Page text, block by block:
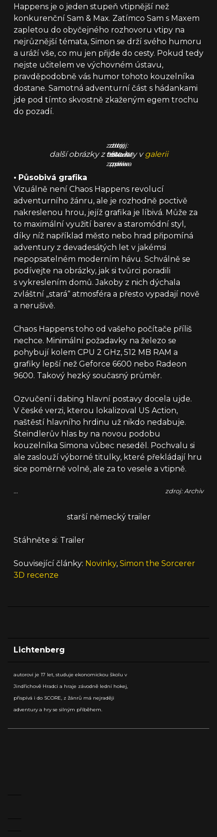
Happens je o jeden stupeň vtipnější než
konkurenční Sam & Max. Zatímco Sam s Maxem
zapletou do obyčejného rozhovoru vtipy na
nejrůznější témata, Simon se drží svého humoru
a uráží vše, co mu jen přijde do cesty. Pokud tedy
nejste učitelem ve výchovném ústavu,
pravděpodobně vás humor tohoto kouzelníka
dostane. Samotná adventurní část s hádankami
jde pod tímto skvostně zkaženým egem trochu
do pozadí.
zdroj:
tisková
zpráva
zdroj:
tisková
zpráva
zdroj:
tisková
zpráva
další obrázky z této hry vgalerii
• Působivá grafika
Vizuálně není Chaos Happens revolucí
adventurního žánru, ale je rozhodně poctivě
nakreslenou hrou, jejíž grafika je líbivá. Může za
to maximální využití barev a staromódní styl,
díky níž například město nebo hrad připomíná
adventury z devadesátých let v jakémsi
nepopsatelném moderním hávu. Schválně se
podívejte na obrázky, jak si tvůrci poradili
s vykreslením domů. Jakoby z nich dýchala
zvláštní „stará“ atmosféra a přesto vypadají nově
a nerušivě.
Chaos Happens toho od vašeho počítače příliš
nechce. Minimální požadavky na železo se
pohybují kolem CPU 2 GHz, 512 MB RAM a
grafiky lepší než Geforce 6600 nebo Radeon
9600. Takový hezký současný průměr.
Ozvučení i dabing hlavní postavy docela ujde.
V české verzi, kterou lokalizoval US Action,
naštěstí hlavního hrdinu už nikdo nedabuje.
Šteindlerův hlas by na novou podobu
kouzelníka Simona vůbec neseděl. Pochvalu si
ale zaslouží výborné titulky, které překládají hru
sice poměrně volně, ale za to vesele a vtipně.
... zdroj: Archiv
starší německý trailer
Stáhněte si: Trailer
Související články: Novinky, Simon the Sorcerer
3D recenze
Lichtenberg
autorovi je 17 let, studuje ekonomickou školu v
Jindřichově Hradci a hraje závodně lední hokej,
přispívá i do SCORE, z žánrů má nejraději
adventury a hry se silným příběhem.